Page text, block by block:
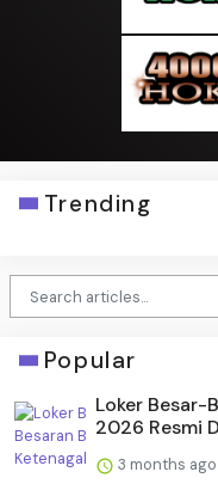
Trending
Popular
Loker Besar-
2026 Resmi
3 months ago